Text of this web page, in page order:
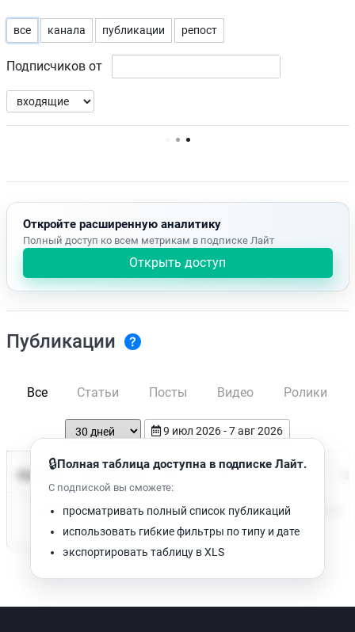
все канала публикации репост
Подписчиков от
Нет доступных упоминаний.
Откройте расширенную аналитику
Полный доступ ко всем метрикам в подписке Лайт
Открыть доступ
Публикации
Все Статьи Посты Видео Ролики
9 июл 2026 - 7 авг 2026
Время чтения
Нет доступных публикаций. Попробуйте изменить фильтр.
🔒Полная таблица доступна в подписке Лайт.
С подпиской вы сможете:
просматривать полный список публикаций
использовать гибкие фильтры по типу и дате
экспортировать таблицу в XLS